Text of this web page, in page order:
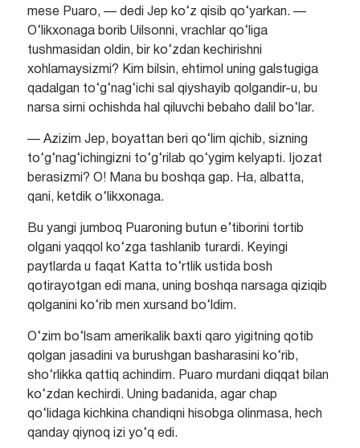
mese Puaro, — dedi Jep ko‘z qisib qo‘yarkan. —
O‘likxonaga borib Uilsonni, vrachlar qo‘liga
tushmasidan oldin, bir ko‘zdan kechirishni
xohlamaysizmi? Kim bilsin, ehtimol uning galstugiga
qadalgan to‘g‘nag‘ichi sal qiyshayib qolgandir-u, bu
narsa sirni ochishda hal qiluvchi bebaho dalil bo‘lar.
— Azizim Jep, boyattan beri qo‘lim qichib, sizning
to‘g‘nag‘ichingizni to‘g‘rilab qo‘ygim kelyapti. Ijozat
berasizmi? O! Mana bu boshqa gap. Ha, albatta,
qani, ketdik o‘likxonaga.
Bu yangi jumboq Puaroning butun e’tiborini tortib
olgani yaqqol ko‘zga tashlanib turardi. Keyingi
paytlarda u faqat Katta to‘rtlik ustida bosh
qotirayotgan edi mana, uning boshqa narsaga qiziqib
qolganini ko‘rib men xursand bo‘ldim.
O‘zim bo‘lsam amerikalik baxti qaro yigitning qotib
qolgan jasadini va burushgan basharasini ko‘rib,
sho‘rlikka qattiq achindim. Puaro murdani diqqat bilan
ko‘zdan kechirdi. Uning badanida, agar chap
qo‘lidaga kichkina chandiqni hisobga olinmasa, hech
qanday qiynoq izi yo‘q edi.